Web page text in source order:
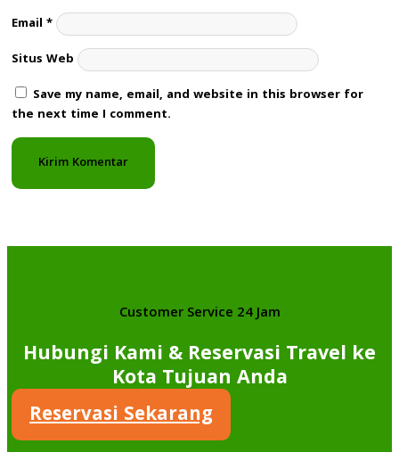
Email *
Situs Web
Save my name, email, and website in this browser for
the next time I comment.
Customer Service 24 Jam
Hubungi Kami & Reservasi Travel ke
Kota Tujuan Anda
Reservasi Sekarang